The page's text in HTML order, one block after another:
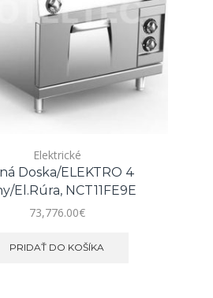
Elektrické
Doska/ELEKTRO 4
el.rúra, NCT11FE9E
73,776.00€
PRIDAŤ DO KOŠÍKA